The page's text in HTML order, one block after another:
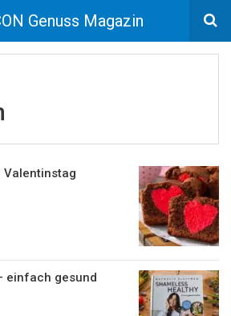
Genuss Magazin
Valentinstag
einfach gesund